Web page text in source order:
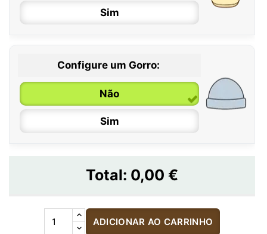
Sim
Configure um Gorro:
Não
Sim
Total: 0,00 €
ADICIONAR AO CARRINHO